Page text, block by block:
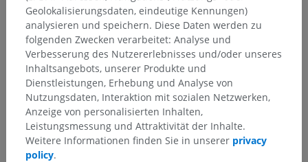
Übersetzungen
Sie haben einen Fehler gefunden?
Sie können gerne eine Berichtigung, Übersetzung oder
inhaltliche Verbesserung vorschlagen.
Geolokalisierungsdaten, eindeutige Kennungen)
analysieren und speichern. Diese Daten werden zu
folgenden Zwecken verarbeitet: Analyse und
Verbesserung des Nutzererlebnisses und/oder unseres
Inhaltsangebots, unserer Produkte und
Dienstleistungen, Erhebung und Analyse von
Nutzungsdaten, Interaktion mit sozialen Netzwerken,
Anzeige von personalisierten Inhalten,
Leistungsmessung und Attraktivität der Inhalte.
Weitere Informationen finden Sie in unserer privacy
policy.